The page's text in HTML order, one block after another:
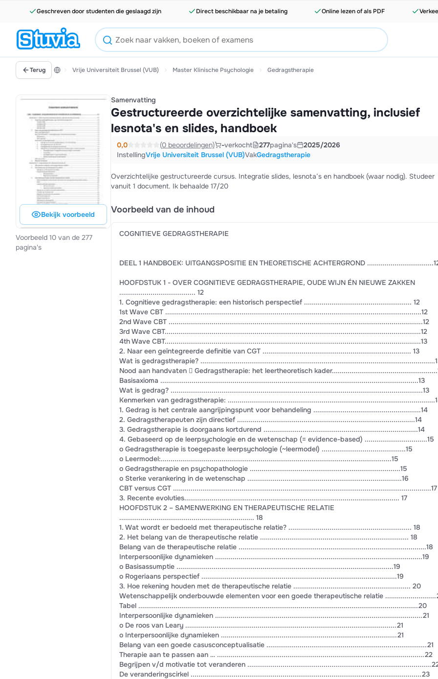
Geschreven door studenten die geslaagd zijn Direct beschikbaar na je betaling Online lezen of als PDF
Terug Vrije Universiteit Brussel (VUB) Master Klinische Psychologie Gedragstherapie
Bekijk voorbeeld
Voorbeeld 10 van de 277
pagina's
Samenvatting
Gestructureerde overzichtelijke samenvatting, inclusief
lesnota's en slides, handboek
0,0 (0 beoordelingen) -verkocht 277pagina's
2025/2026
InstellingVrije Universiteit Brussel (VUB)VakGedragstherapie
Overzichtelijke gestructureerde cursus. Integratie slides, lesnota’s en handboek (waar nodig). Studeer
vanuit 1 document. Ik behaalde 17/20
Voorbeeld van de inhoud
COGNITIEVE GEDRAGSTHERAPIE
DEEL 1 HANDBOEK: UITGANGSPOSITIE EN THEORETISCHE ACHTERGROND
HOOFDSTUK 1 - OVER COGNITIEVE GEDRAGSTHERAPIE, OUDE WIJN ÉN NIEUWE ZAKKEN
....................................... 12
1. Cognitieve gedragstherapie: een historisch perspectief ....................................................... 12
1st Wave CBT ...................................................................................................................................12
2nd Wave CBT ..................................................................................................................................12
3rd Wave CBT...................................................................................................................................12
4th Wave CBT...................................................................................................................................13
2. Naar een geïntegreerde definitie van CGT ............................................................................ 13
Wat is gedragstherapie?
Nood aan handvaten  Gedragstherapie: het leertheoretisch
Basisaxioma ....................................................................................................................................13
Wat is gedrag? .................................................................................................................................13
Kenmerken van gedragstherapie:
1. Gedrag is het centrale aangrijpingspunt voor behandeling .......................................................14
2. Gedragstherapeuten zijn directief ...........................................................................................14
3. Gedragstherapie is doorgaans kortdurend ...............................................................................14
4. Gebaseerd op de leerpsychologie en de wetenschap (= evidence-based) ................................15
o Gedragstherapie is toegepaste leerpsychologie (~leermodel) ...........................................15
o Leermodel:......................................................................................................................15
o Gedragstherapie en psychopathologie .............................................................................15
o Sterke verankering in de wetenschap ...............................................................................16
CBT versus CGT ....................................................................................................................................17
3. Recente evoluties.............................................................................................................. 17
HOOFDSTUK 2 – SAMENWERKING EN THERAPEUTISCHE RELATIE
..................................................................... 18
1. Wat wordt er bedoeld met therapeutische relatie? ............................................................... 18
2. Het belang van de therapeutische relatie ............................................................................ 18
Belang van de therapeutische relatie ................................................................................................18
Interpersoonlijke dynamieken ..........................................................................................................19
o Basisassumptie ...............................................................................................................19
o Rogeriaans perspectief ....................................................................................................19
3. Hoe rekening houden met de therapeutische relatie ............................................................ 20
Wetenschappelijk onderbouwde elementen voor een goede therapeutische relatie
Tabel ...............................................................................................................................................20
Interpersoonlijke dynamieken ..........................................................................................................21
o De roos van Leary ............................................................................................................21
o Interpersoonlijke dynamieken ..........................................................................................21
Belang van een goede casusconceptualisatie ..................................................................................21
Therapie aan te passen aan … ..........................................................................................................22
Begrijpen v/d motivatie tot veranderen
De veranderingscirkel ......................................................................................................................23